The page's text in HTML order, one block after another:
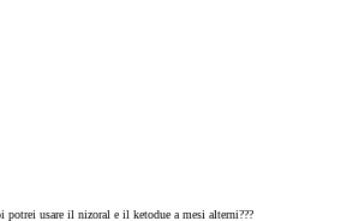
potrei usare il nizoral e il ketodue a mesi alterni???